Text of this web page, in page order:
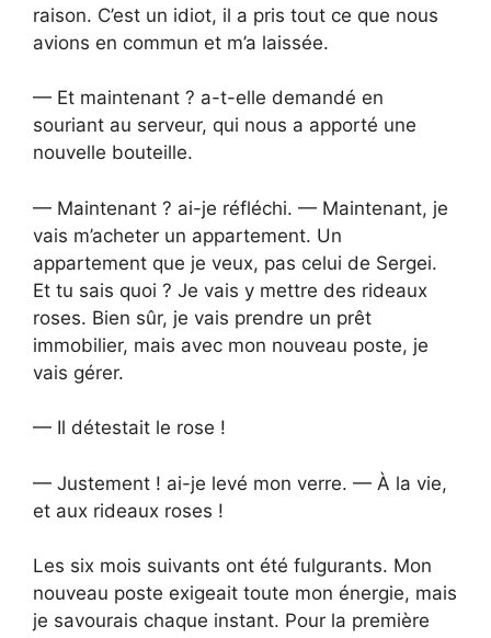
raison. C’est un idiot, il a pris tout ce que nous
avions en commun et m’a laissée.
— Et maintenant ? a-t-elle demandé en
souriant au serveur, qui nous a apporté une
nouvelle bouteille.
— Maintenant ? ai-je réfléchi. — Maintenant, je
vais m’acheter un appartement. Un
appartement que je veux, pas celui de Sergei.
Et tu sais quoi ? Je vais y mettre des rideaux
roses. Bien sûr, je vais prendre un prêt
immobilier, mais avec mon nouveau poste, je
vais gérer.
— Il détestait le rose !
— Justement ! ai-je levé mon verre. — À la vie,
et aux rideaux roses !
Les six mois suivants ont été fulgurants. Mon
nouveau poste exigeait toute mon énergie, mais
je savourais chaque instant. Pour la première